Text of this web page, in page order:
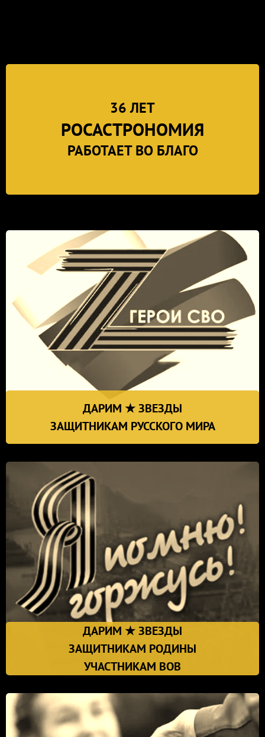
36 ЛЕТ
РОСАСТРОНОМИЯ
РАБОТАЕТ ВО БЛАГО
ДАРИМ ★ ЗВЕЗДЫ
ЗАЩИТНИКАМ РУССКОГО МИРА
ДАРИМ ★ ЗВЕЗДЫ
ЗАЩИТНИКАМ РОДИНЫ
УЧАСТНИКАМ ВОВ